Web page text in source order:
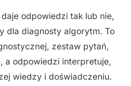
odpowiedzi tak lub nie,
dla diagnosty algorytm. To
zestaw pytań,
a odpowiedzi interpretuje,
wiedzy i doświadczeniu.